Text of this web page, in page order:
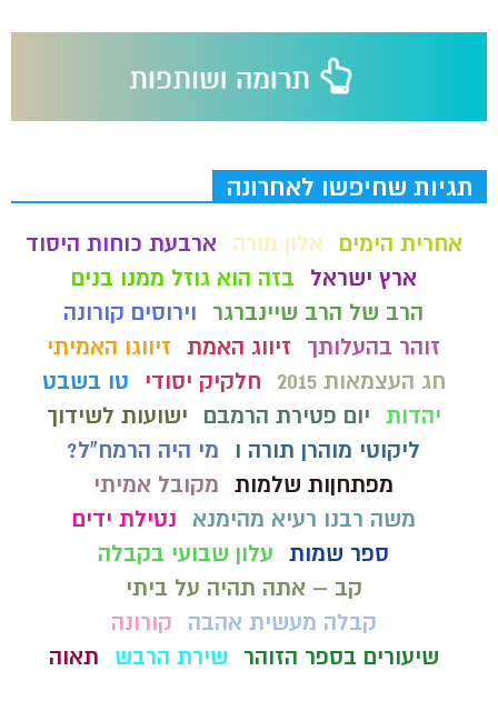
תגיות שחיפשו לאחרונה
אחרית הימים אלון מורה
ארבעת כוחות היסוד
ארץ ישראל
בזה הוא גוזל ממנו בנים
הרב של הרב שיינברגר
וירוסים קורונה
זוהר בהעלותך
זיווג האמת זיווגו האמיתי
חג העצמאות 2015
חלקיק יסודי
טו בשבט
יהדות יום פטירת הרמבם
ישועות לשידוך
ליקוטי מוהרן תורה ו
מי היה הרמח"ל?
מפתחןות שלמות מקובל אמיתי
משה רבנו רעיא מהימנא
נטילת ידים
ספר שמות עלון שבועי בקבלה
קב – אתה תהיה על ביתי
קבלה מעשית אהבה
קורונה
שיעורים בספר הזוהר
שירת הרבש תאוה